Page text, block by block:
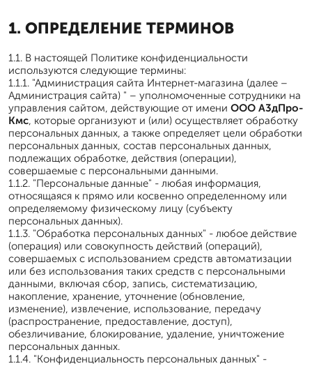
1. ОПРЕДЕЛЕНИЕ ТЕРМИНОВ
1.1. В настоящей Политике конфиденциальности
используются следующие термины:
1.1.1. "Администрация сайта Интернет-магазина (далее –
Администрация сайта) " – уполномоченные сотрудники на
управления сайтом, действующие от имени ООО А3дПро-
Кмс, которые организуют и (или) осуществляет обработку
персональных данных, а также определяет цели обработки
персональных данных, состав персональных данных,
подлежащих обработке, действия (операции),
совершаемые с персональными данными.
1.1.2. "Персональные данные" - любая информация,
относящаяся к прямо или косвенно определенному или
определяемому физическому лицу (субъекту
персональных данных).
1.1.3. "Обработка персональных данных" - любое действие
(операция) или совокупность действий (операций),
совершаемых с использованием средств автоматизации
или без использования таких средств с персональными
данными, включая сбор, запись, систематизацию,
накопление, хранение, уточнение (обновление,
изменение), извлечение, использование, передачу
(распространение, предоставление, доступ),
обезличивание, блокирование, удаление, уничтожение
персональных данных.
1.1.4. "Конфиденциальность персональных данных" -